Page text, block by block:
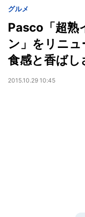
グルメ
Pasco「超熟
ン」をリニ
食感と香ば
2015.10.29 10:45